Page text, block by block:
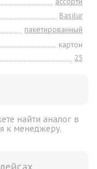
Basilur
пакетированный
картон
25
найти аналог в
к менеджеру.